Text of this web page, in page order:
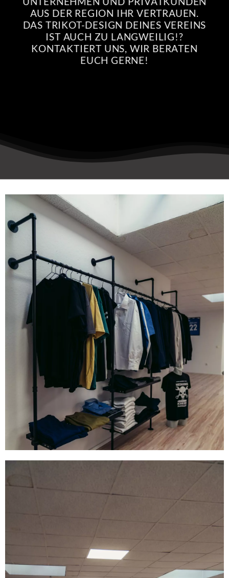
AUS DER REGION IHR VERTRAUEN.
DAS TRIKOT-DESIGN DEINES VEREINS
IST AUCH ZU LANGWEILIG!?
KONTAKTIERT UNS, WIR BERATEN
EUCH GERNE!